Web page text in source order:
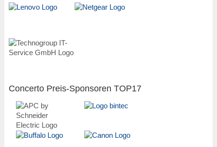
Concerto Preis-Sponsoren TOP17